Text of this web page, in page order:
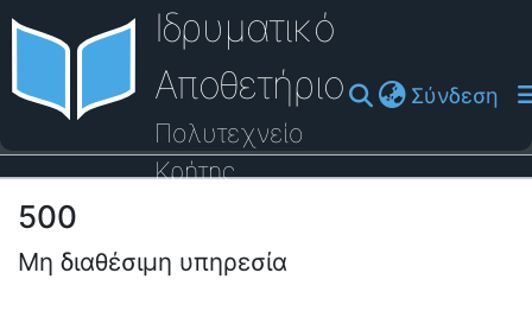
Ιδρυματικό
Αποθετήριο
Πολυτεχνείο
Κρήτης
Σύνδεση
Οδηγός Βοήθειας
500
Μη διαθέσιμη υπηρεσία